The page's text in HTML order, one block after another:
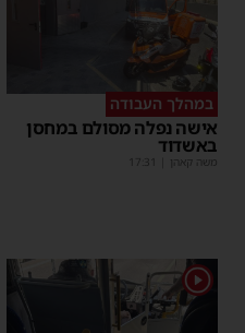
במהלך העבודה
אישה נפלה מסולם במחסן
באשדוד
משה קאהן 17:31
1